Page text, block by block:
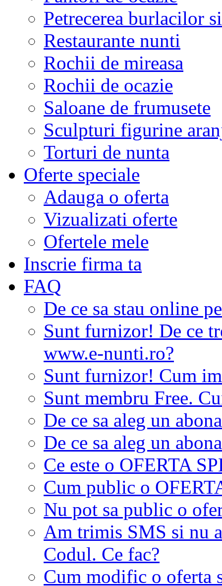
Petrecerea burlacilor
Restaurante nunti
Rochii de mireasa
Rochii de ocazie
Saloane de frumusete
Sculpturi figurine
Torturi de nunta
Oferte speciale
Adauga o oferta
Vizualizati oferte
Ofertele mele
Inscrie firma ta
FAQ
De ce sa stau online
Sunt furnizor! De ce
www.e-nunti.ro?
Sunt furnizor! Cum
Sunt membru Free.
De ce sa aleg un
De ce sa aleg un
Ce este o OFERTA
Cum public o
Nu pot sa public o
Am trimis SMS si nu
Codul. Ce fac?
Cum modific o oferta